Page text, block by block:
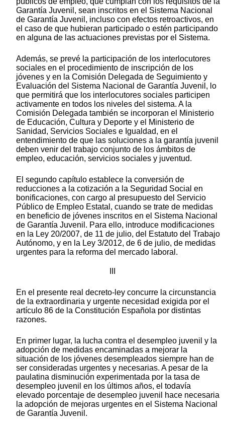
Garantía Juvenil, sean inscritos en el Sistema Nacional
de Garantía Juvenil, incluso con efectos retroactivos, en
el caso de que hubieran participado o estén participando
en alguna de las actuaciones previstas por el Sistema.
Además, se prevé la participación de los interlocutores
sociales en el procedimiento de inscripción de los
jóvenes y en la Comisión Delegada de Seguimiento y
Evaluación del Sistema Nacional de Garantía Juvenil, lo
que permitirá que los interlocutores sociales participen
activamente en todos los niveles del sistema. A la
Comisión Delegada también se incorporan el Ministerio
de Educación, Cultura y Deporte y el Ministerio de
Sanidad, Servicios Sociales e Igualdad, en el
entendimiento de que las soluciones a la garantía juvenil
deben venir del trabajo conjunto de los ámbitos de
empleo, educación, servicios sociales y juventud.
El segundo capítulo establece la conversión de
reducciones a la cotización a la Seguridad Social en
bonificaciones, con cargo al presupuesto del Servicio
Público de Empleo Estatal, cuando se trate de medidas
en beneficio de jóvenes inscritos en el Sistema Nacional
de Garantía Juvenil. Para ello, introduce modificaciones
en la Ley 20/2007, de 11 de julio, del Estatuto del Trabajo
Autónomo, y en la Ley 3/2012, de 6 de julio, de medidas
urgentes para la reforma del mercado laboral.
En el presente real decreto-ley concurre la circunstancia
de la extraordinaria y urgente necesidad exigida por el
artículo 86 de la Constitución Española por distintas
razones.
En primer lugar, la lucha contra el desempleo juvenil y la
adopción de medidas encaminadas a mejorar la
situación de los jóvenes desempleados siempre han de
ser consideradas urgentes y necesarias. A pesar de la
paulatina disminución experimentada por la tasa de
desempleo juvenil en los últimos años, el todavía
elevado porcentaje de desempleo juvenil hace necesaria
la adopción de mejoras urgentes en el Sistema Nacional
de Garantía Juvenil.